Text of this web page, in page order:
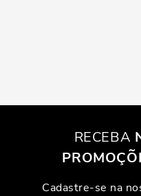
RECEBA
Cadastre-se na